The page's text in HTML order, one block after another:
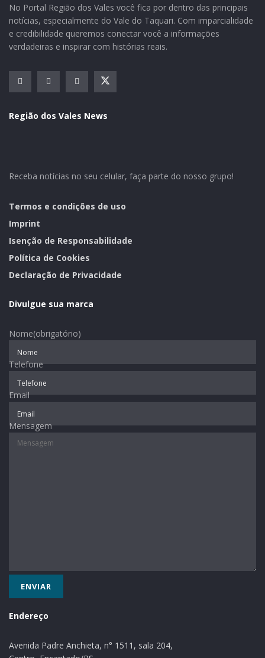
Agricultura, havia recebido três variedades das
sementes de milho, somando 620 sacas das variedades:
Santa Helena; Biomatrix; e J Men. Faltam ainda 343
A expectativa é para que as sementes faltantes sejam
lembrando que foram pedidas 995 unidades com
do custo e o restante é dividido entre município e
78.393,60 por parte da Prefeitura de Cruzeiro.
Assessoria de Imprensa de Cruzeiro do Sul
No Portal Região dos Vales você fica por dentro das principais
notícias, especialmente do Vale do Taquari. Com imparcialidade
e credibilidade queremos conectar você a informações
verdadeiras e inspirar com histórias reais.
Região dos Vales News
Receba notícias no seu celular, faça parte do nosso grupo!
Termos e condições de uso
Imprint
Isenção de Responsabilidade
Política de Cookies
Declaração de Privacidade
Divulgue sua marca
Nome(obrigatório)
Telefone
Email
Mensagem
Endereço
Avenida Padre Anchieta, n° 1511, sala 204,